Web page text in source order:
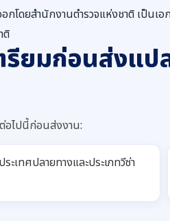
ดยสำนักงานตำรวจแห่งชาติ เป็นเ
ติ
ยมก่อนส่งแป
อไปนี้ก่อนส่งงาน:
ระเทศปลายทางและประเภทวีซ่า